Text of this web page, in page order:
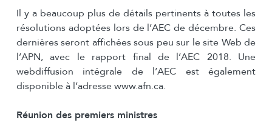
Il y a beaucoup plus de détails pertinents à toutes les
résolutions adoptées lors de l’AEC de décembre. Ces
dernières seront affichées sous peu sur le site Web de
l’APN, avec le rapport final de l’AEC 2018. Une
webdiffusion intégrale de l’AEC est également
disponible à l’adresse www.afn.ca.
Réunion des premiers ministres